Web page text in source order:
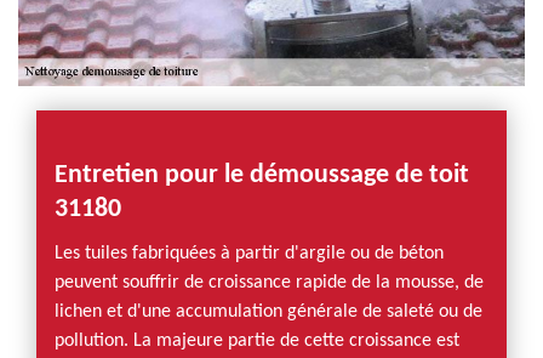
Entretien pour le démoussage de toit
31180
Les tuiles fabriquées à partir d'argile ou de béton
peuvent souffrir de croissance rapide de la mousse, de
lichen et d'une accumulation générale de saleté ou de
pollution. La majeure partie de cette croissance est